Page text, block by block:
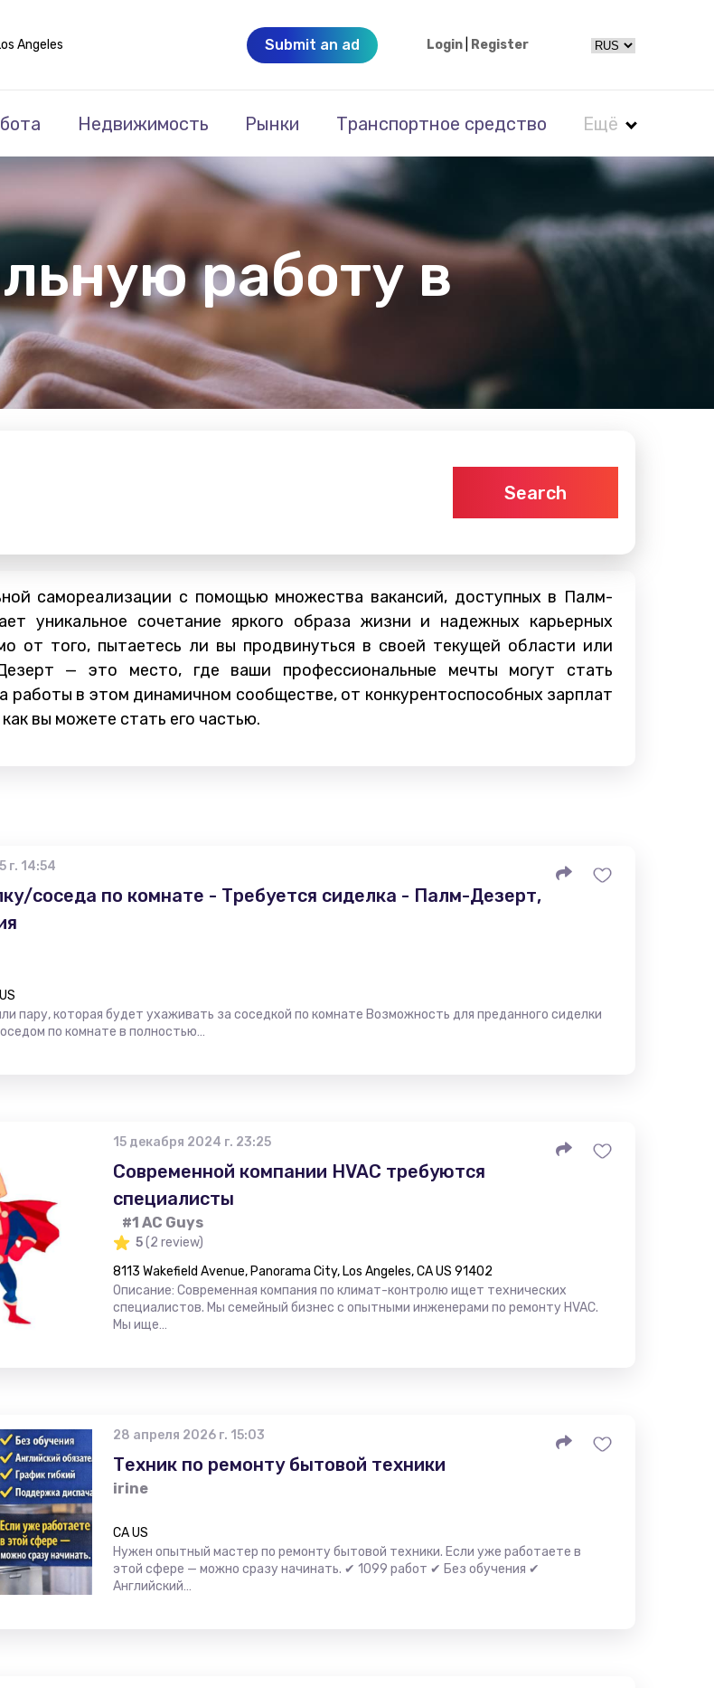
Angeles Submit an ad Login Register
Недвижимость Рынки Транспортное средство Ещё
работу в
Search
самореализации с помощью множества вакансий, доступных в Палм-
уникальное сочетание яркого образа жизни и надежных карьерных
от того, пытаетесь ли вы продвинуться в своей текущей области или
— это место, где ваши профессиональные мечты могут стать
работы в этом динамичном сообществе, от конкурентоспособных зарплат
вы можете стать его частью.
г. 14:54
соседа по комнате - Требуется сиделка - Палм-Дезерт,
пару, которая будет ухаживать за соседкой по комнате Возможность для преданного сиделки
по комнате в полностью…
15 декабря 2024 г. 23:25
Современной компании HVAC требуются
специалисты
#1 AC Guys
5(2 review)
8113 Wakefield Avenue, Panorama City, Los Angeles, CA US 91402
Описание: Современная компания по климат-контролю ищет технических
специалистов. Мы семейный бизнес с опытными инженерами по ремонту HVAC.
Мы ище…
28 апреля 2026 г. 15:03
Техник по ремонту бытовой техники
irine
CA US
Нужен опытный мастер по ремонту бытовой техники. Если уже работаете в
этой сфере — можно сразу начинать. ✔ 1099 работ ✔ Без обучения ✔
Английский…